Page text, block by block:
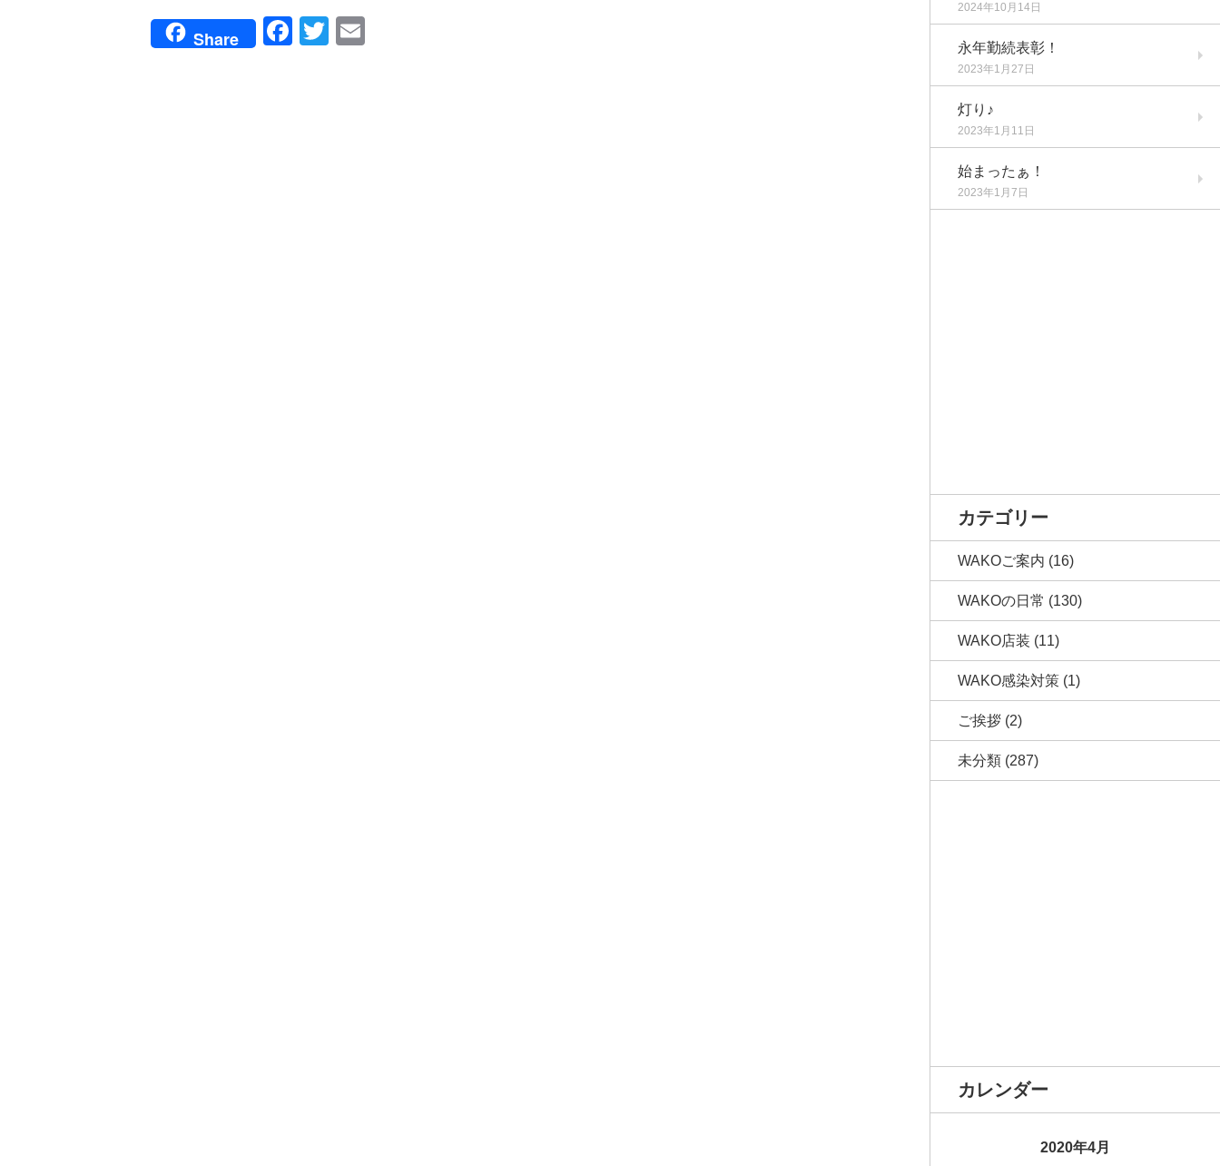
Share Facebook
Twitter
2024年10月14日
永年勤続表彰！
2023年1月27日
灯り♪
2023年1月11日
始まったぁ！
2023年1月7日
カテゴリー
WAKOご案内 (16)
WAKOの日常 (130)
WAKO店装 (11)
WAKO感染対策 (1)
ご挨拶 (2)
未分類 (287)
カレンダー
2020年4月